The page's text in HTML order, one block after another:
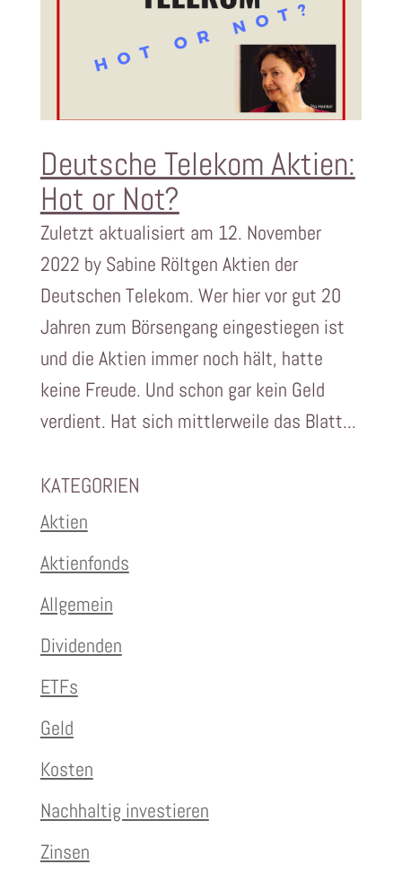
Deutsche Telekom Aktien:
Hot or Not?
Zuletzt aktualisiert am 12. November
2022 by Sabine Röltgen Aktien der
Deutschen Telekom. Wer hier vor gut 20
Jahren zum Börsengang eingestiegen ist
und die Aktien immer noch hält, hatte
keine Freude. Und schon gar kein Geld
verdient. Hat sich mittlerweile das Blatt...
KATEGORIEN
Aktien
Aktienfonds
Allgemein
Dividenden
ETFs
Geld
Kosten
Nachhaltig investieren
Zinsen